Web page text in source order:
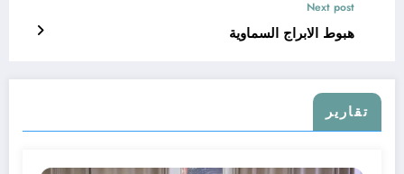
Next post
هبوط الابراج السماوية
تقارير